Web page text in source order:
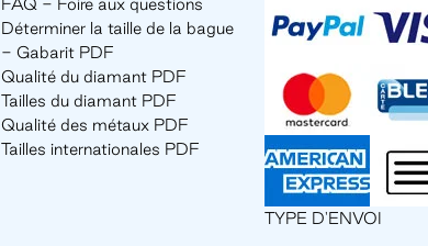
Déterminer la taille de la bague
- Gabarit PDF
Qualité du diamant PDF
Tailles du diamant PDF
Qualité des métaux PDF
Tailles internationales PDF
TYPE D'ENVOI